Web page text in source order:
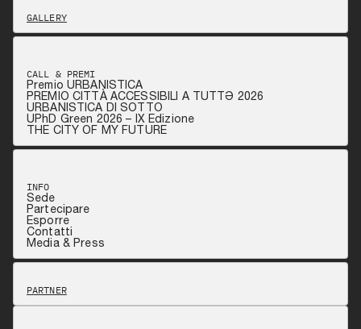
GALLERY
CALL & PREMI
Premio URBANISTICA
PREMIO CITTÀ ACCESSIBILI A TUTTƏ 2026
URBANISTICA DI SOTTO
UPhD Green 2026 – IX Edizione
THE CITY OF MY FUTURE
INFO
Sede
Partecipare
Esporre
Contatti
Media & Press
PARTNER